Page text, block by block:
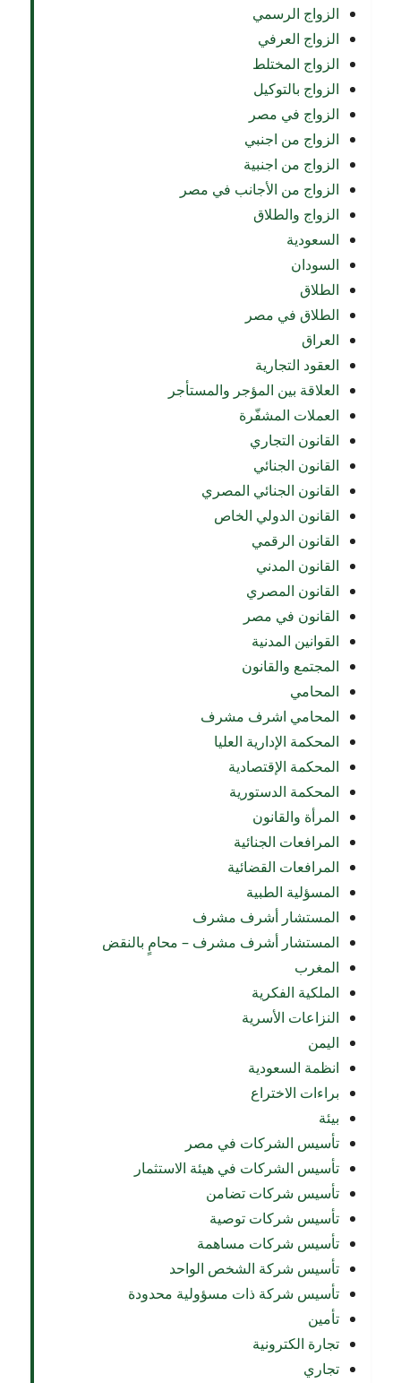
الزواج الرسمي
الزواج العرفي
الزواج المختلط
الزواج بالتوكيل
الزواج في مصر
الزواج من اجنبي
الزواج من اجنبية
الزواج من الأجانب في مصر
الزواج والطلاق
السعودية
السودان
الطلاق
الطلاق في مصر
العراق
العقود التجارية
العلاقة بين المؤجر والمستأجر
العملات المشفّرة
القانون التجاري
القانون الجنائي
القانون الجنائي المصري
القانون الدولي الخاص
القانون الرقمي
القانون المدني
القانون المصري
القانون في مصر
القوانين المدنية
المجتمع والقانون
المحامي
المحامي اشرف مشرف
المحكمة الإدارية العليا
المحكمة الإقتصادية
المحكمة الدستورية
المرأة والقانون
المرافعات الجنائية
المرافعات القضائية
المسؤلية الطبية
المستشار أشرف مشرف
المستشار أشرف مشرف – محامٍ بالنقض
المغرب
الملكية الفكرية
النزاعات الأسرية
اليمن
انظمة السعودية
براءات الاختراع
بيئة
تأسيس الشركات في مصر
تأسيس الشركات في هيئة الاستثمار
تأسيس شركات تضامن
تأسيس شركات توصية
تأسيس شركات مساهمة
تأسيس شركة الشخص الواحد
تأسيس شركة ذات مسؤولية محدودة
تأمين
تجارة الكترونية
تجاري